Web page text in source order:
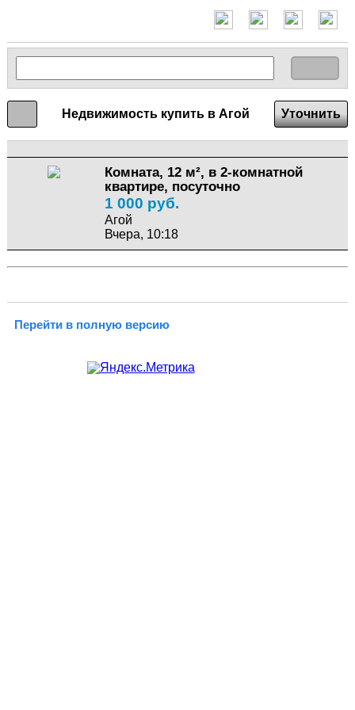
Недвижимость купить в Агой Уточнить
Комната, 12 м², в 2-комнатной
квартире, посуточно
1 000 руб.
Агой
Вчера, 10:18
Перейти в полную версию